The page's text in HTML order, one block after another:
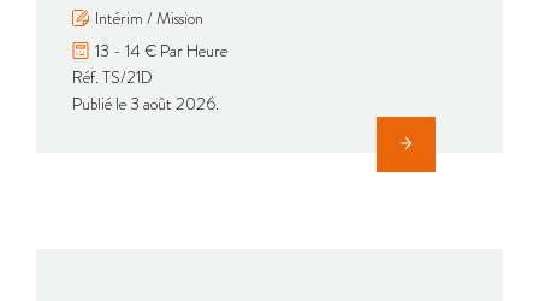
Intérim / Mission
13 - 14 € Par Heure
Réf. TS/21D
Publié le 3 août 2026.